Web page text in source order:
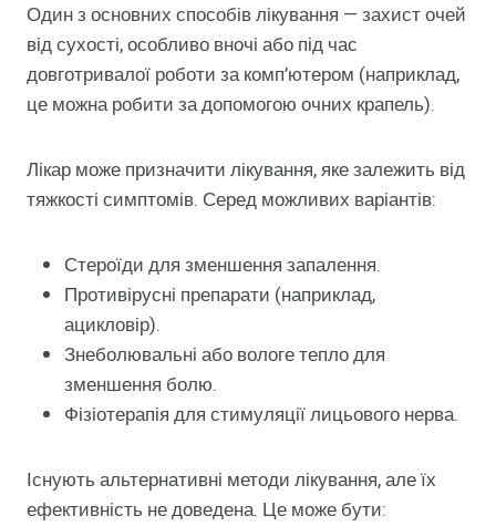
Один з основних способів лікування — захист очей
від сухості, особливо вночі або під час
довготривалої роботи за комп’ютером (наприклад,
це можна робити за допомогою очних крапель).
Лікар може призначити лікування, яке залежить від
тяжкості симптомів. Серед можливих варіантів:
Стероїди для зменшення запалення.
Противірусні препарати (наприклад,
ацикловір).
Знеболювальні або вологе тепло для
зменшення болю.
Фізіотерапія для стимуляції лицьового нерва.
Існують альтернативні методи лікування, але їх
ефективність не доведена. Це може бути: